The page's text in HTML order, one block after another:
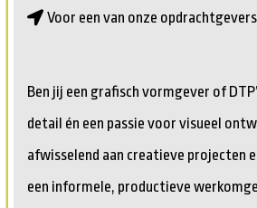
Voor een van onze opdrachtgevers
Ben jij een grafisch vormgever of
detail én een passie voor visueel
afwisselend aan creatieve projecten
een informele, productieve